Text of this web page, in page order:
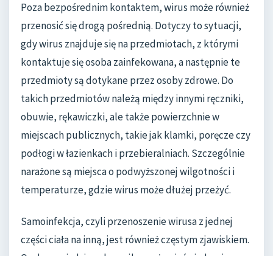
Poza bezpośrednim kontaktem, wirus może również
przenosić się drogą pośrednią. Dotyczy to sytuacji,
gdy wirus znajduje się na przedmiotach, z którymi
kontaktuje się osoba zainfekowana, a następnie te
przedmioty są dotykane przez osoby zdrowe. Do
takich przedmiotów należą między innymi ręczniki,
obuwie, rękawiczki, ale także powierzchnie w
miejscach publicznych, takie jak klamki, poręcze czy
podłogi w łazienkach i przebieralniach. Szczególnie
narażone są miejsca o podwyższonej wilgotności i
temperaturze, gdzie wirus może dłużej przeżyć.
Samoinfekcja, czyli przenoszenie wirusa z jednej
części ciała na inną, jest również częstym zjawiskiem.